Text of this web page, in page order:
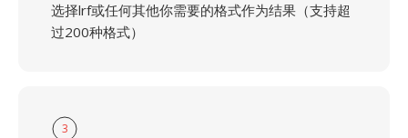
选择lrf或任何其他你需要的格式作为结果（支持超
过200种格式）
3